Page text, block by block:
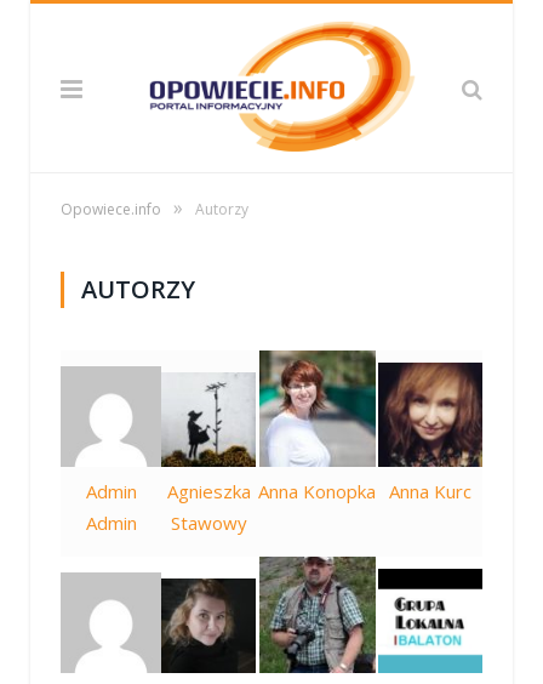
Opowiece.info » Autorzy
AUTORZY
Admin
Admin
Agnieszka
Stawowy
Anna Konopka Anna Kurc